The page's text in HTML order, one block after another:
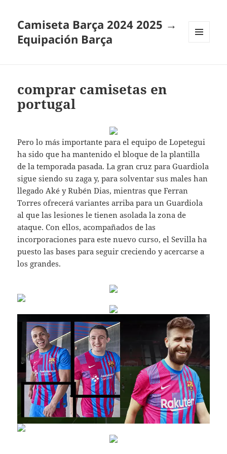
Camiseta Barça 2024 2025 →
Equipación Barça
comprar camisetas en
portugal
Pero lo más importante para el equipo de Lopetegui
ha sido que ha mantenido el bloque de la plantilla
de la temporada pasada. La gran cruz para Guardiola
sigue siendo su zaga y, para solventar sus males han
llegado Aké y Rubén Dias, mientras que Ferran
Torres ofrecerá variantes arriba para un Guardiola
al que las lesiones le tienen asolada la zona de
ataque. Con ellos, acompañados de las
incorporaciones para este nuevo curso, el Sevilla ha
puesto las bases para seguir creciendo y acercarse a
los grandes.